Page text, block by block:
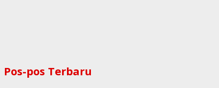
Pos-pos Terbaru